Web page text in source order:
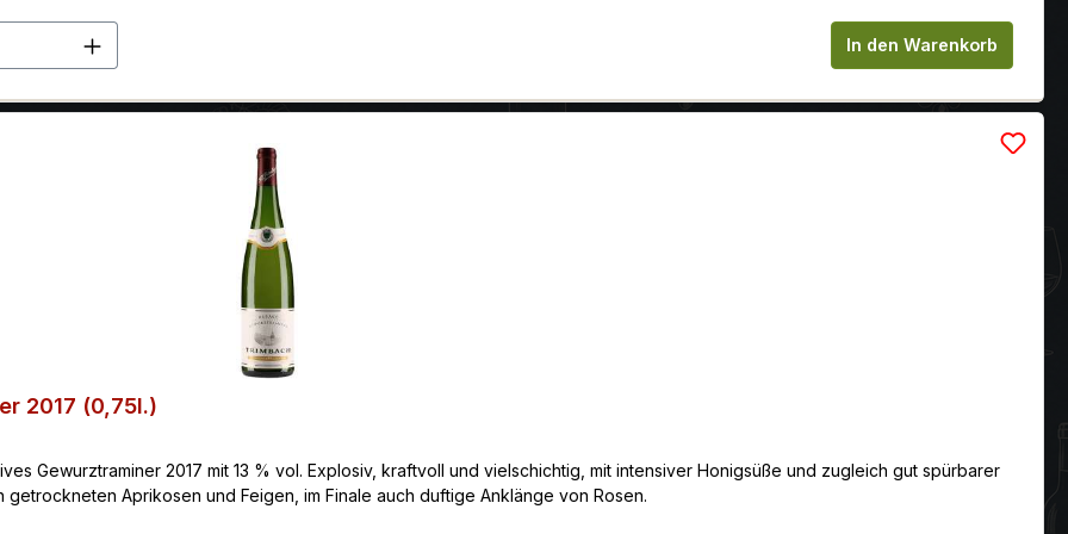
spiegeln sich die Aromen wider und werden ergänzt durch wunderschöne mineralische Nuancen und einem Hauch von
und der Portwein wirkt durch seine seidigen, aber straffen Tannine sehr frisch. Jung getrunken hat er einen konzentrierten
sollte man ihm noch ein paar Jahre der Flaschenreife gönnen. Gold, MundusVini 2012
Wert ein oder benutze die Schaltflächen um die Anzahl zu erhöhen oder
In den Warenkorb
2017 (0,75l.)
Gewurztraminer 2017 mit 13 % vol. Explosiv, kraftvoll und vielschichtig, mit intensiver Honigsüße und zugleich gut spürbarer
Aprikosen und Feigen, im Finale auch duftige Anklänge von Rosen .